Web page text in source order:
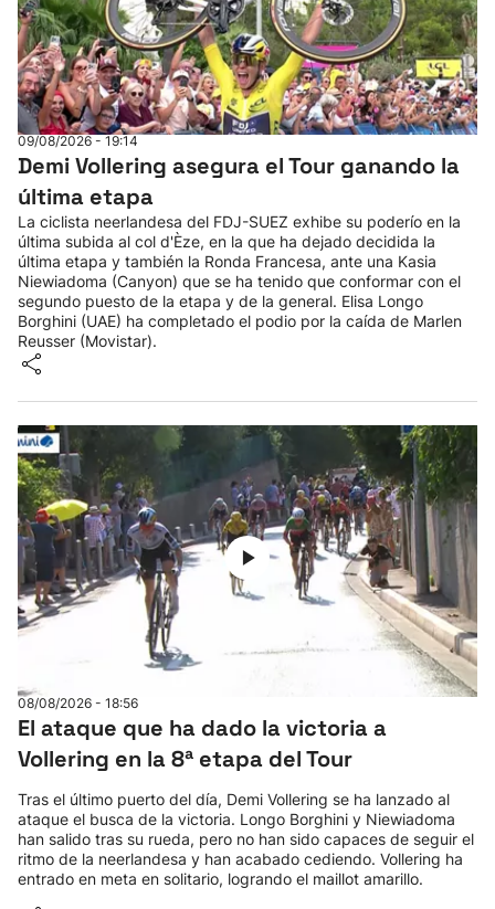
09/08/2026 - 19:14
Demi Vollering asegura el Tour ganando la
última etapa
La ciclista neerlandesa del FDJ-SUEZ exhibe su poderío en la
última subida al col d'Èze, en la que ha dejado decidida la
última etapa y también la Ronda Francesa, ante una Kasia
Niewiadoma (Canyon) que se ha tenido que conformar con el
segundo puesto de la etapa y de la general. Elisa Longo
Borghini (UAE) ha completado el podio por la caída de Marlen
Reusser (Movistar).
08/08/2026 - 18:56
El ataque que ha dado la victoria a
Vollering en la 8ª etapa del Tour
Tras el último puerto del día, Demi Vollering se ha lanzado al
ataque el busca de la victoria. Longo Borghini y Niewiadoma
han salido tras su rueda, pero no han sido capaces de seguir el
ritmo de la neerlandesa y han acabado cediendo. Vollering ha
entrado en meta en solitario, logrando el maillot amarillo.